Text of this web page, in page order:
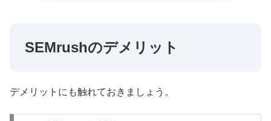
SEMrushのデメリット
デメリットにも触れておきましょう。